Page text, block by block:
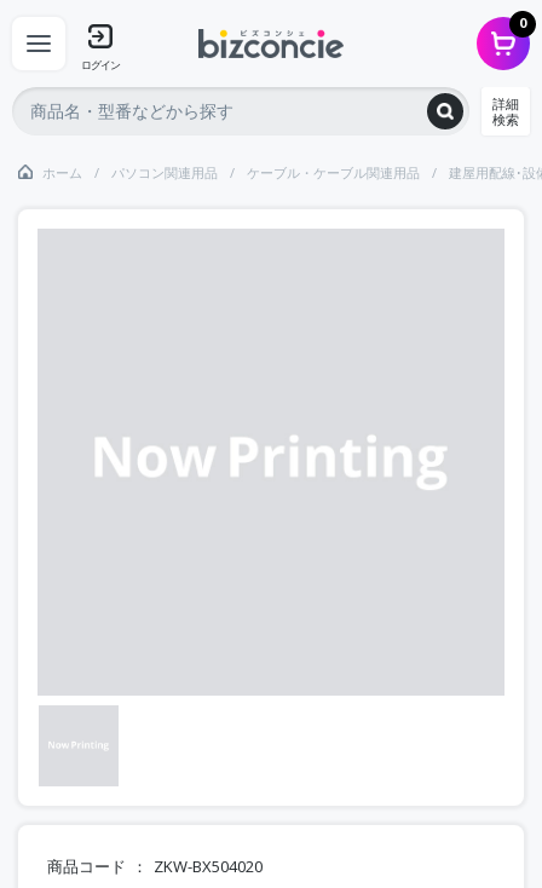
ログイン
0
詳細
検索
ホーム パソコン関連用品 ケーブル・ケーブル関連用品 建屋用配線･設
商品コード ZKW-BX504020